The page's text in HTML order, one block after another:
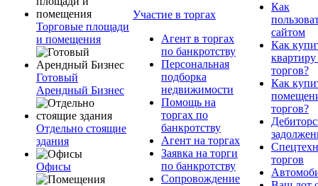
Торговые площади
и помещения
Готовый
Арендный Бизнес
Отдельно стоящие
здания
Офисы
Участие в торгах
Агент в торгах
по банкротству
Персональная
подборка
недвижимости
Помощь на
торгах по
банкротству
Агент на торгах
Заявка на торги
по банкротству
Сопровождение
Как
сайтом
Как
квартиру
торгов?
Как
торгов?
торгов